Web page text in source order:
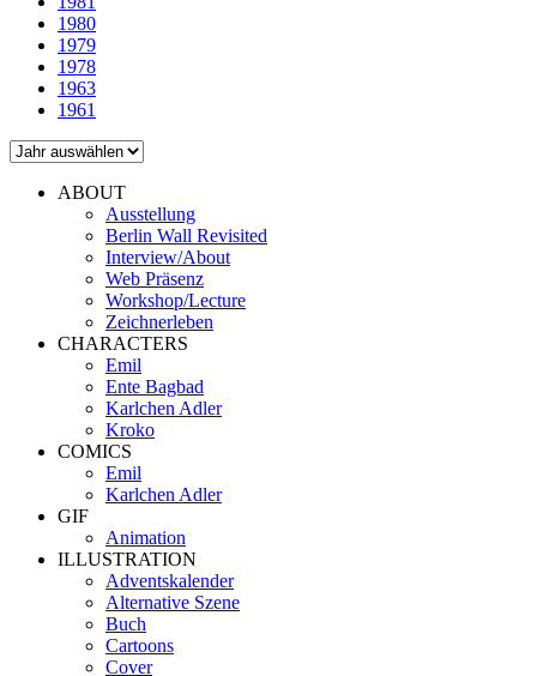
1980
1979
1978
1963
1961
ABOUT
Ausstellung
Berlin Wall Revisited
Interview/About
Web Präsenz
Workshop/Lecture
Zeichnerleben
CHARACTERS
Emil
Ente Bagbad
Karlchen Adler
Kroko
COMICS
Emil
Karlchen Adler
GIF
Animation
ILLUSTRATION
Adventskalender
Alternative Szene
Buch
Cartoons
Cover